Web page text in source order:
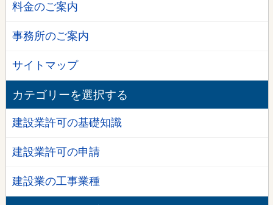
料金のご案内
事務所のご案内
サイトマップ
カテゴリーを選択する
建設業許可の基礎知識
建設業許可の申請
建設業の工事業種